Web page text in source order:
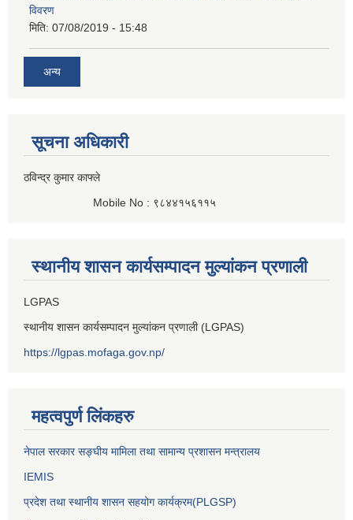
विवरण
मिति: 07/08/2019 - 15:48
अन्य
सूचना अधिकारी
ठविन्द्र कुमार काफ्ले
Mobile No : ९८४४१५६११५
स्थानीय शासन कार्यसम्पादन मुल्यांकन प्रणाली
LGPAS
स्थानीय शासन कार्यसम्पादन मुल्यांकन प्रणाली (LGPAS)
https://lgpas.mofaga.gov.np/
महत्वपुर्ण लिंकहरु
नेपाल सरकार सङ्घीय मामिला तथा सामान्य प्रशासन मन्त्रालय
IEMIS
प्रदेश तथा स्थानीय शासन सहयोग कार्यक्रम(PLGSP)